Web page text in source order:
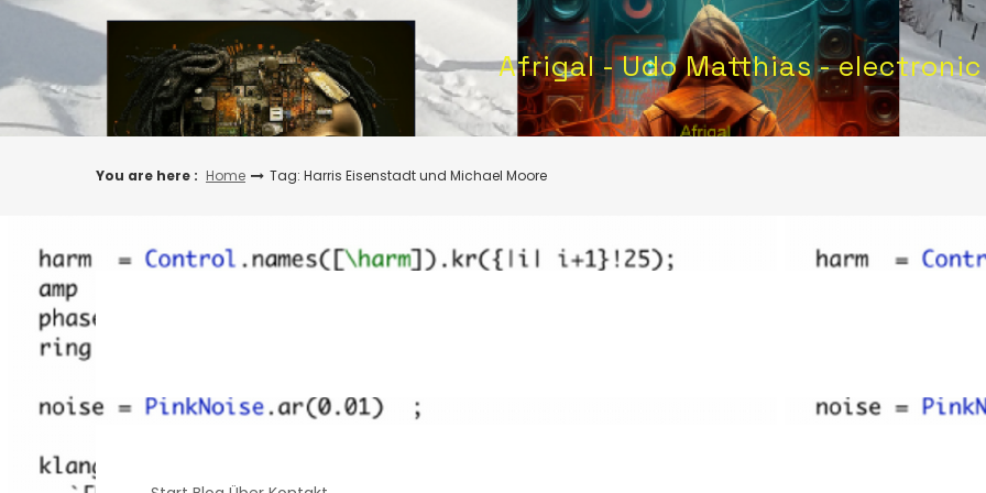
Skip
Afrigal - Udo Matthias - electronic
You are here : Home Tag: Harris Eisenstadt und Michael Moore